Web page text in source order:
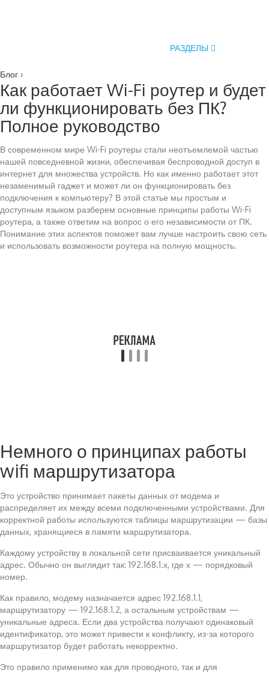
РАЗДЕЛЫ
Блог ›
Как работает Wi-Fi роутер и будет
ли функционировать без ПК?
Полное руководство
В современном мире Wi-Fi роутеры стали неотъемлемой частью
нашей повседневной жизни, обеспечивая беспроводной доступ в
интернет для множества устройств. Но как именно работает этот
незаменимый гаджет и может ли он функционировать без
подключения к компьютеру? В этой статье мы простым и
доступным языком разберем основные принципы работы Wi-Fi
роутера, а также ответим на вопрос о его независимости от ПК.
Понимание этих аспектов поможет вам лучше настроить свою сеть
и использовать возможности роутера на полную мощность.
Немного о принципах работы
wifi маршрутизатора
Это устройство принимает пакеты данных от модема и
распределяет их между всеми подключенными устройствами. Для
корректной работы используются таблицы маршрутизации — базы
данных, хранящиеся в памяти маршрутизатора.
Каждому устройству в локальной сети присваивается уникальный
адрес. Обычно он выглядит так: 192.168.1.х, где х — порядковый
номер.
Как правило, модему назначается адрес 192.168.1.1,
маршрутизатору — 192.168.1.2, а остальным устройствам —
уникальные адреса. Если два устройства получают одинаковый
идентификатор, это может привести к конфликту, из-за которого
маршрутизатор будет работать некорректно.
Это правило применимо как для проводного, так и для